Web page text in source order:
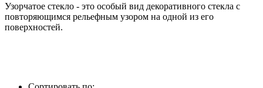
Узорчатое стекло - это особый вид декоративного стекла с
повторяющимся рельефным узором на одной из его
поверхностей.